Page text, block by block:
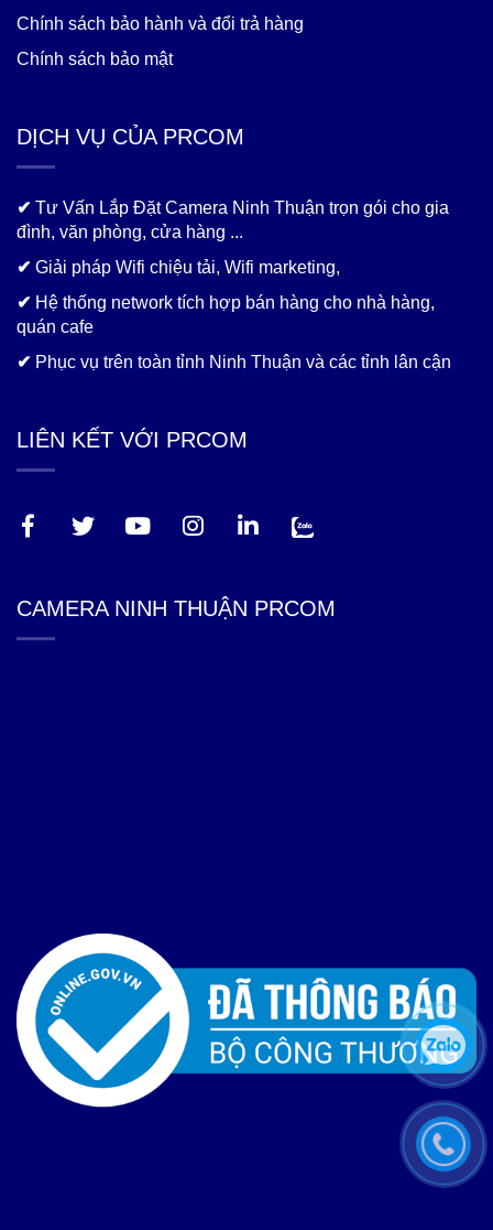
Chính sách bảo hành và đổi trả hàng
Chính sách bảo mật
DỊCH VỤ CỦA PRCOM
✔ Tư Vấn Lắp Đặt Camera Ninh Thuận trọn gói cho gia
đình, văn phòng, cửa hàng ...
✔ Giải pháp Wifi chiệu tải, Wifi marketing,
✔ Hệ thống network tích hợp bán hàng cho nhà hàng,
quán cafe
✔ Phục vụ trên toàn tỉnh Ninh Thuận và các tỉnh lân cận
LIÊN KẾT VỚI PRCOM
CAMERA NINH THUẬN PRCOM